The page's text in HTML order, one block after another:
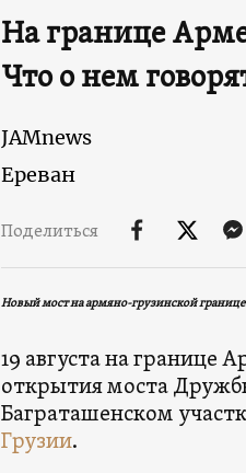
На границе
Что о нем
JAMnews
Ереван
Поделиться
Новый мост на армяно-грузинской границе
19 августа на границе
открытия моста
Баграташенском
Грузии.